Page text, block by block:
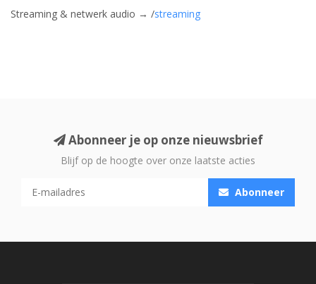
Streaming & netwerk audio → /streaming
Abonneer je op onze nieuwsbrief
Blijf op de hoogte over onze laatste acties
Abonneer